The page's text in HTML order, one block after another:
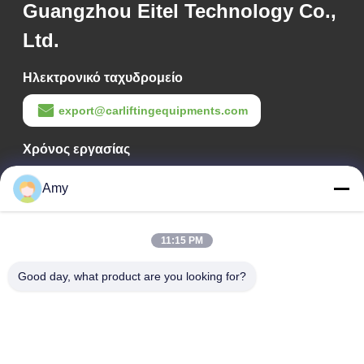
Guangzhou Eitel Technology Co.,
Ltd.
Ηλεκτρονικό ταχυδρομείο
export@carliftingequipments.com
Χρόνος εργασίας
09:00-18:00
Η διεύθυνσή μας
Amy
11:15 PM
Good day, what product are you looking for?